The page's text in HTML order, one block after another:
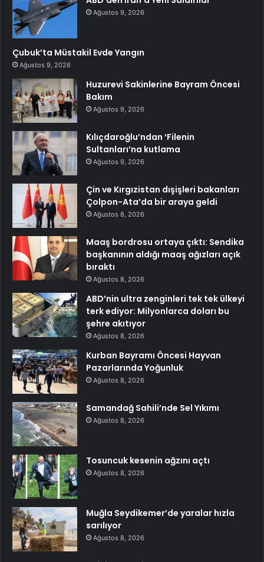
Ağustos 9, 2026
Çubuk’ta Müstakil Evde Yangın
Ağustos 9, 2026
Huzurevi Sakinlerine Bayram Öncesi
Bakım
Ağustos 9, 2026
Kılıçdaroğlu’ndan ‘Filenin
Sultanları’na kutlama
Ağustos 9, 2026
Çin ve Kırgızistan dışişleri bakanları
Çolpon-Ata’da bir araya geldi
Ağustos 8, 2026
Maaş bordrosu ortaya çıktı: Sendika
başkanının aldığı maaş ağızları açık
bıraktı
Ağustos 8, 2026
ABD’nin ultra zenginleri tek tek ülkeyi
terk ediyor: Milyonlarca doları bu
şehre akıtıyor
Ağustos 8, 2026
Kurban Bayramı Öncesi Hayvan
Pazarlarında Yoğunluk
Ağustos 8, 2026
Samandağ Sahili’nde Sel Yıkımı
Ağustos 8, 2026
Tosuncuk kesenin ağzını açtı
Ağustos 8, 2026
Muğla Seydikemer’de yaralar hızla
sarılıyor
Ağustos 8, 2026